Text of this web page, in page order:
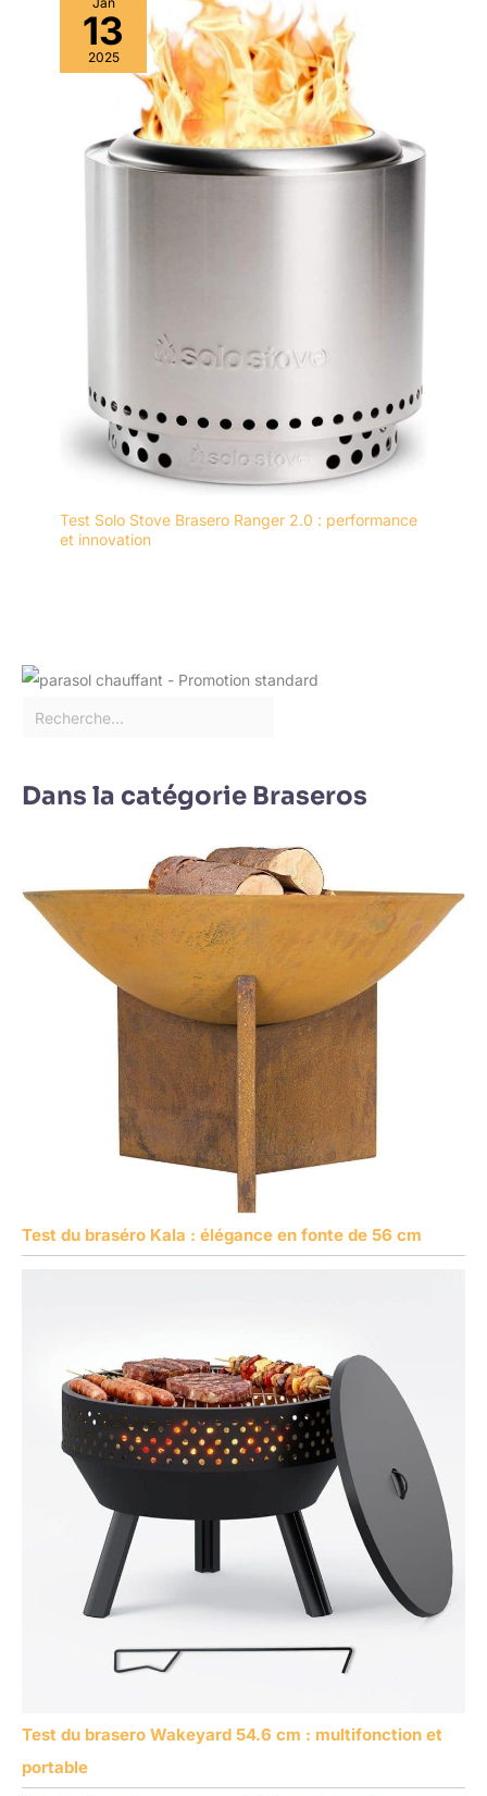
13
2025
Test Solo Stove Brasero Ranger 2.0 : performance
et innovation
Dans la catégorie Braseros
Test du braséro Kala : élégance en fonte de 56 cm
Test du brasero Wakeyard 54.6 cm : multifonction et
portable